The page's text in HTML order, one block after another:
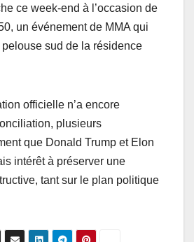
ce week-end à l’occasion de
un événement de MMA qui
sud de la résidence
officielle n’a encore
plusieurs
que Donald Trump et Elon
intérêt à préserver une
tant sur le plan politique